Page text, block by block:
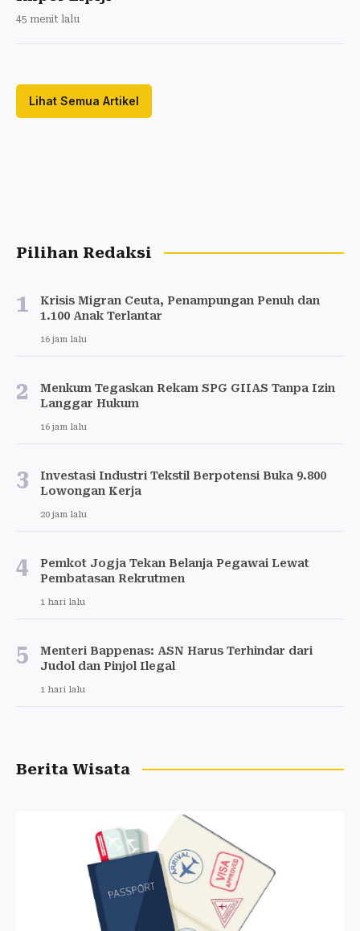
45 menit lalu
Lihat Semua Artikel
Pilihan Redaksi
1
Krisis Migran Ceuta, Penampungan Penuh dan
1.100 Anak Terlantar
16 jam lalu
2
Menkum Tegaskan Rekam SPG GIIAS Tanpa Izin
Langgar Hukum
16 jam lalu
3
Investasi Industri Tekstil Berpotensi Buka 9.800
Lowongan Kerja
20 jam lalu
4
Pemkot Jogja Tekan Belanja Pegawai Lewat
Pembatasan Rekrutmen
1 hari lalu
5
Menteri Bappenas: ASN Harus Terhindar dari
Judol dan Pinjol Ilegal
1 hari lalu
Berita Wisata